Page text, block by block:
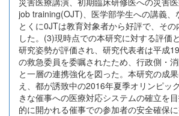
job training(OJT)、医学部学生への講義、
とくに0JTは教育対象者から好評で、そ
した。(3)現時点での本研究に対する評価
研究姿勢が評価され、研究代表者は平成
の救急委員を委嘱されたため、行政側・
と一層の連携強化を図った。本研究の成
え、都が誘致中の2016年夏季オリンピッ
きな催事への医療対応システムの確立を
的に開かれる催事での参加者の安全確保に